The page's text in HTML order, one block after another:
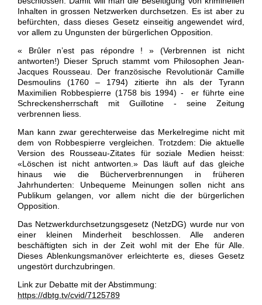
Inhalten in grossen Netzwerken durchsetzen. Es ist aber zu
befürchten, dass dieses Gesetz einseitig angewendet wird,
vor allem zu Ungunsten der bürgerlichen Opposition.
« Brûler n’est pas répondre ! » (Verbrennen ist nicht
antworten!) Dieser Spruch stammt vom Philosophen Jean-
Jacques Rousseau. Der französische Revolutionär Camille
Desmoulins (1760 – 1794) zitierte ihn als der Tyrann
Maximilien Robbespierre (1758 bis 1994) - er führte eine
Schreckensherrschaft mit Guillotine - seine Zeitung
verbrennen liess.
Man kann zwar gerechterweise das Merkelregime nicht mit
dem von Robbespierre vergleichen. Trotzdem: Die aktuelle
Version des Rousseau-Zitates für soziale Medien heisst:
«Löschen ist nicht antworten.» Das läuft auf das gleiche
hinaus wie die Bücherverbrennungen in früheren
Jahrhunderten: Unbequeme Meinungen sollen nicht ans
Publikum gelangen, vor allem nicht die der bürgerlichen
Opposition.
Das Netzwerkdurchsetzungsgesetz (NetzDG) wurde nur von
einer kleinen Minderheit beschlossen. Alle anderen
beschäftigten sich in der Zeit wohl mit der Ehe für Alle.
Dieses Ablenkungsmanöver erleichterte es, dieses Gesetz
ungestört durchzubringen.
Link zur Debatte mit der Abstimmung:
https://dbtg.tv/cvid/7125789